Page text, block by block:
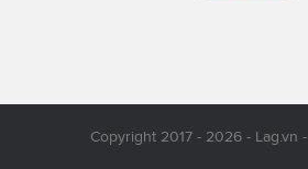
Copyright 2017 - 2026 - Lag.vn -